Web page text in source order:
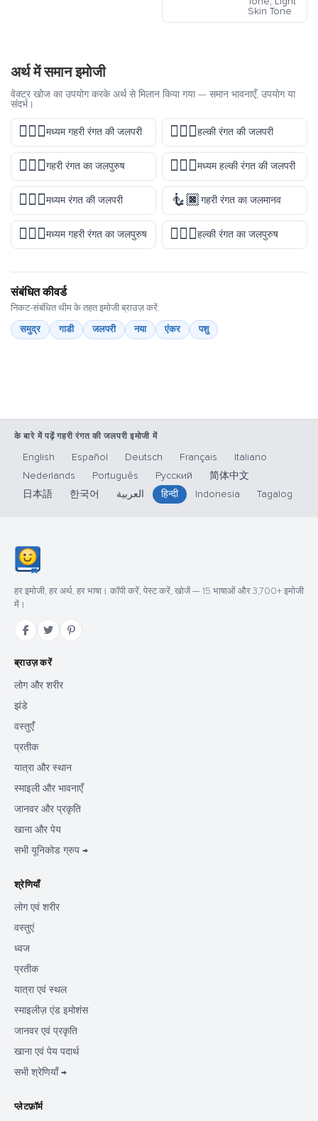
Skin Tone
अर्थ में समान इमोजी
वेक्टर खोज का उपयोग करके अर्थ से मिलान किया गया — समान भावनाएँ, उपयोग या
संदर्भ।
🧜🏾‍♀️मध्यम गहरी रंगत की जलपरी 🧜🏻‍♀️हल्की रंगत की जलपरी
🧜🏿‍♂️गहरी रंगत का जलपुरुष 🧜🏼‍♀️मध्यम हल्की रंगत की जलपरी
🧜🏽‍♀️मध्यम रंगत की जलपरी 🧜🏿गहरी रंगत का जलमानव
🧜🏾‍♂️मध्यम गहरी रंगत का जलपुरुष 🧜🏻‍♂️हल्की रंगत का जलपुरुष
संबंधित कीवर्ड
निकट-संबंधित थीम के तहत इमोजी ब्राउज़ करें:
समुद्र
गाडी जलपरी नया एंकर पशु
के बारे में पढ़ें गहरी रंगत की जलपरी इमोजी में
English Español Deutsch Français
Italiano
Nederlands
Português Русский
简体中文
日本語
한국어 العربية हिन्दी Indonesia Tagalog
हर इमोजी, हर अर्थ, हर भाषा। कॉपी करें, पेस्ट करें, खोजें — 15 भाषाओं और 3,700+ इमोजी
में।
ब्राउज़ करें
लोग और शरीर
झंडे
वस्तुएँ
प्रतीक
यात्रा और स्थान
स्माइली और भावनाएँ
जानवर और प्रकृति
खाना और पेय
सभी यूनिकोड ग्रुप →
श्रेणियाँ
लोग एवं शरीर
वस्तुएं
ध्वज
प्रतीक
यात्रा एवं स्थल
स्माइलीज़ एंड इमोशंस
जानवर एवं प्रकृति
खाना एवं पेय पदार्थ
सभी श्रेणियाँ →
प्लेटफ़ॉर्म